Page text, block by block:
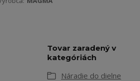
Tovar zaradený v
kategóriách
Náradie do dielne